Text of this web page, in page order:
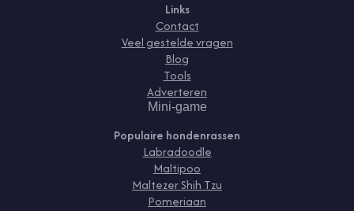
Links
Contact
Veel gestelde vragen
Blog
Tools
Adverteren
Mini-game
Populaire hondenrassen
Labradoodle
Maltipoo
Maltezer Shih Tzu
Pomeriaan